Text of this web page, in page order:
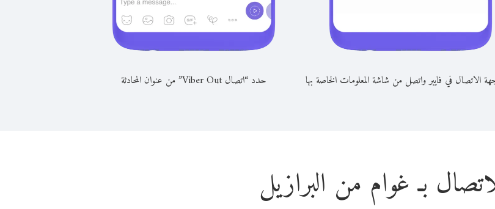
الاتصال في فايبر واتصل من شاشة المعلومات الخاصة بها حدد “اتصال Viber Out” من عنوان المحادثة
بـ غوام من البرازيل